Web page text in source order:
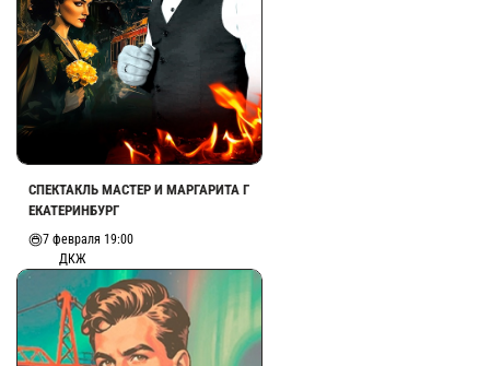
СПЕКТАКЛЬ МАСТЕР И МАРГАРИТА Г
ЕКАТЕРИНБУРГ
7 февраля 19:00
ДКЖ